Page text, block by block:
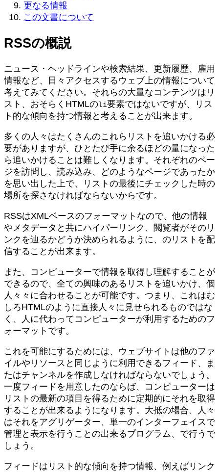
更なる情報
この文書について
RSSの概説
ニュース・ヘッドラインや検索結果、更新履歴、雇用
情報など、日々アクセスするウェブ上の情報について
考えてみてください。それらの大量なコンテンツはリ
スト、おそらくHTMLのli要素ではないですが、リス
ト的な傾向を持つ情報と考えることが出来ます。
多くの人々はたくさんのこれらリストを追いかける必
要がありますが、ひとたび手に余るほどの量になった
ら追いかけることは難しくなります。それぞれのペー
ジを訪問し、読み込み、どのようなページであったか
を思い出した上で、リストの最後にチェックした時の
場所を探さなければならないからです。
RSSはXMLベースのフォーマットなので、他の情報
やメタデータと共にハイパーリンク、閲覧者がそのリ
ンクを辿るかどうか決められるように、のリストを配
信することが出来ます。
また、コンピューターで情報を取得し理解することが
できるので、全ての興味のあるリストを追いかけ、個
人々々に合わせることが可能です。つまり、これはむ
しろHTMLのように直接人々に見せられるものではな
く、人に代わってコンピューターが利用するためのフ
ォーマットです。
これを可能にするためには、ウェブサイトは他のファ
イルやリソースと同じように利用できるフィード、ま
たはチャンネルを作成しなければならないでしょう。
一度フィードを用意したのならば、コンピューターは
リストの最新の項目を得るために定期的にそれを取得
することが出来るようになります。大抵の場合、人々
はそれをアグリゲーター、単一のインターフェイスで
管理と表示を行うことの出来るプログラム、で行うで
しょう。
フィードはリスト的な傾向を持つ情報、例えばリンク